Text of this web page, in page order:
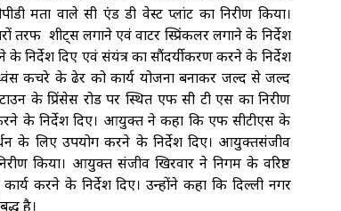
वाले सी एंड डी वेस्ट प्लांट का निरीक्षण किया।
शीट्स लगाने एवं वाटर स्प्रिंकलर लगाने के निर्देश
निर्देश दिए एवं संयंत्र का सौंदर्यीकरण करने के निर्देश
कचरे के ढेर को कार्य योजना बनाकर जल्द से जल्द
के प्रिंसेस रोड पर स्थित एफ सी टी एस का निरीक्षण
के निर्देश दिए। आयुक्त ने कहा कि एफ सीटीएस के
के लिए उपयोग करने के निर्देश दिए। आयुक्तसंजीव
किया। आयुक्त संजीव खिरवार ने निगम के वरिष्ठ
करने के निर्देश दिए। उन्होंने कहा कि दिल्ली नगर
है।